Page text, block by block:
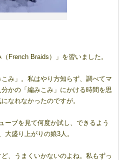
French Braids）」を習いました。
み」。私はやり方知らず、調べてマ
かの「編みこみ」にかける時間を思
なれなかったのですが。
ーブを見て何度か試し、できるよう
大盛り上がりの娘3人。
、うまくいかないのよね。私もずっ